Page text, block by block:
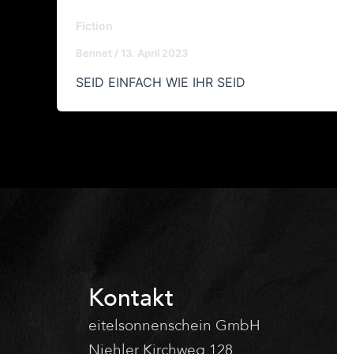
Fiction
Bennet / 13. April 2023
SEID EINFACH WIE IHR SEID
Kontakt
eitelsonnenschein GmbH
Niehler Kirchweg 128